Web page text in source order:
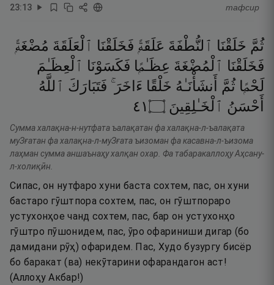
23:13 тафсир
ثُمَّ خَلَقْنَا ٱلنُّطْفَةَ عَلَقَةًۭ فَخَلَقْنَا ٱلْعَلَقَةَ مُضْغَةًۭ
فَخَلَقْنَا ٱلْمُضْغَةَ عِظَـٰمًۭا فَكَسَوْنَا ٱلْعِظَـٰمَ
لَحْمًۭا ثُمَّ أَنشَأْنَـٰهُ خَلْقًا ءَاخَرَ ۚ فَتَبَارَكَ ٱللَّهُ
أَحْسَنُ ٱلْخَـٰلِقِينَ ۝١٤
Сумма халақна-н-нутфата ъалақатан фа халақна-л-ъалақата
муЗғатан фа халақна-л-муЗғата ъизоман фа касавна-л-ъизома
лаҳман сумма аншаънаҳу халқан охар. Фа табаракаллоҳу Аҳсану-
л-холиқӣн.
Сипас, он нутфаро хуни баста сохтем, пас, он хуни
бастаро гӯштпора сохтем, пас, он гӯштпораро
устухонҳое чанд сохтем, пас, бар он устухонҳо
гӯштро пӯшонидем, пас, ӯро офариниши дигар (бо
дамидани рӯҳ) офаридем. Пас, Худо бузургу бисёр
бо баракат (ва) некӯтарини офарандагон аст!
(Аллоҳу Акбар!)